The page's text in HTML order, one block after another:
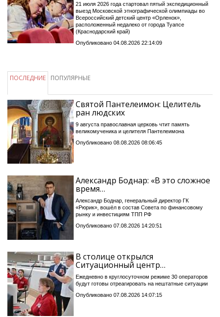
21 июля 2026 года стартовал пятый экспедиционный
выезд Московской этнографической олимпиады во
Всероссийский детский центр «Орленок»,
расположенный недалеко от города Туапсе
(Краснодарский край)
Опубликовано 04.08.2026 22:14:09
ПОСЛЕДНИЕ ПОПУЛЯРНЫЕ
Святой Пантелеимон: Целитель
ран людских
9 августа православная церковь чтит память
великомученика и целителя Пантелеимона
Опубликовано 08.08.2026 08:06:45
Александр Боднар: «В это сложное
время…
Александр Боднар, генеральный директор ГК
«Рюрик», вошёл в состав Совета по финансовому
рынку и инвестициям ТПП РФ
Опубликовано 07.08.2026 14:20:51
В столице открылся
Ситуационный центр…
Ежедневно в круглосуточном режиме 30 операторов
будут готовы отреагировать на нештатные ситуации
Опубликовано 07.08.2026 14:07:15